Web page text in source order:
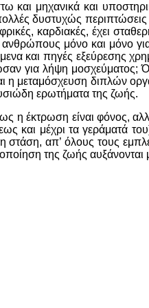
μηχανικά και
δυστυχώς
καρδιακές, έχει
μόνο και μόνο
και πηγές εξεύρεσης
για λήψη μοσχεύματος;
η μεταμόσχευση διπλών
ερωτήματα της ζωής.
η έκτρωση είναι φόνος,
και μέχρι τα γεράματά
στάση, απ’ όλους τους
της ζωής αυξάνονται